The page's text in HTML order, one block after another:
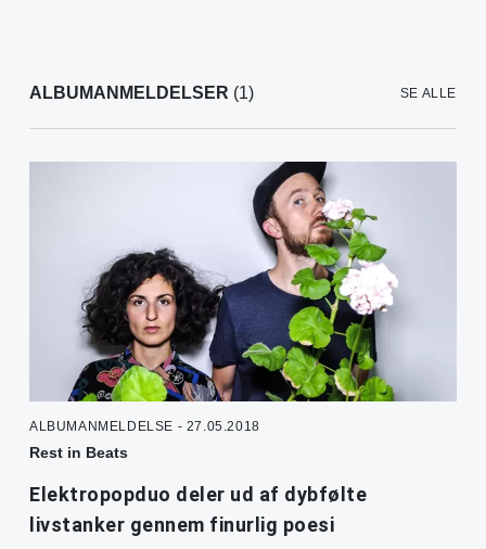
ALBUMANMELDELSER (1) SE ALLE
ALBUMANMELDELSE - 27.05.2018
Rest in Beats
Elektropopduo deler ud af dybfølte
livstanker gennem finurlig poesi